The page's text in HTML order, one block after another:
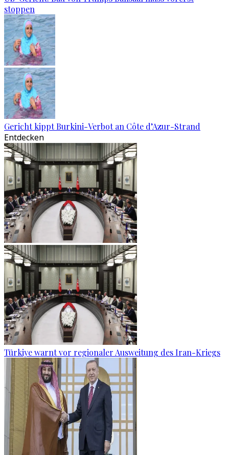
stoppen
Gericht kippt Burkini-Verbot an Côte d’Azur-Strand
Entdecken
Türkiye warnt vor regionaler Ausweitung des Iran-Kriegs